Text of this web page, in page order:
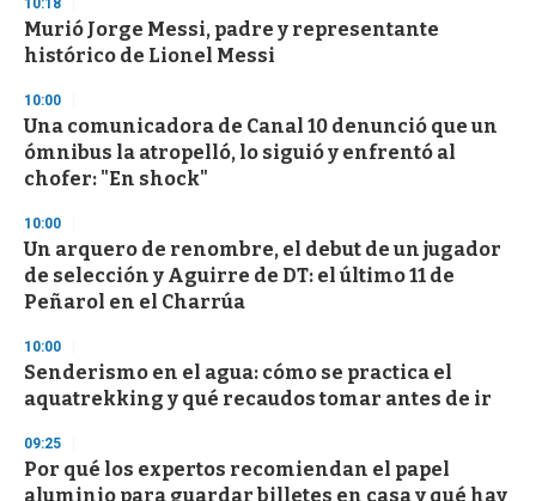
e
c
o
d
s
Murió Jorge Messi, padre y representante
histórico de Lionel Messi
10:00
Una comunicadora de Canal 10 denunció que un
ómnibus la atropelló, lo siguió y enfrentó al
chofer: "En shock"
10:00
Un arquero de renombre, el debut de un jugador
de selección y Aguirre de DT: el último 11 de
Peñarol en el Charrúa
10:00
Senderismo en el agua: cómo se practica el
aquatrekking y qué recaudos tomar antes de ir
09:25
Por qué los expertos recomiendan el papel
aluminio para guardar billetes en casa y qué hay